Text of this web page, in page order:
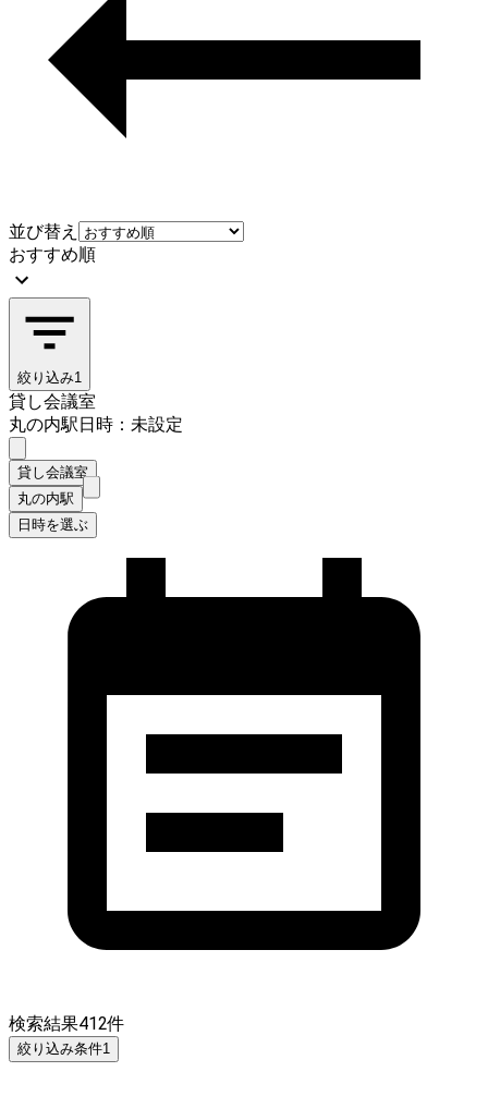
並び替え
おすすめ順
絞り込み1
貸し会議室
丸の内駅日時：未設定
貸し会議室
丸の内駅
日時を選ぶ
検索結果412件
絞り込み条件1